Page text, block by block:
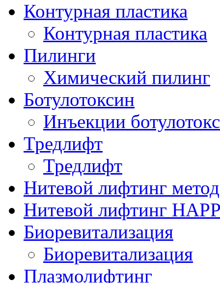
Контурная пластика
Контурная пластика
Пилинги
Химический пилинг
Ботулотоксин
Инъекции
Тредлифт
Тредлифт
Нитевой лифтинг
Нитевой лифтинг
Биоревитализация
Биоревитализация
Плазмолифтинг